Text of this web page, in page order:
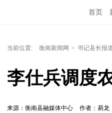
首页
当前位置: 衡南新闻网 > 书记县长报
李仕兵调度
来源：衡南县融媒体中心 作者：易龙